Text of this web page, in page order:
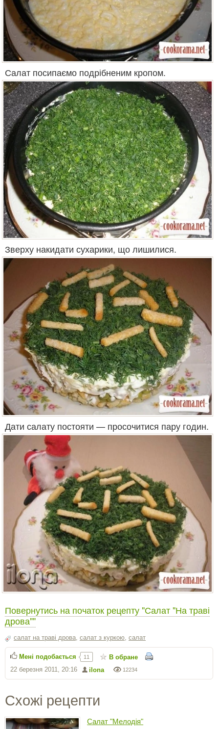
Салат посипаємо подрібненим кропом.
Зверху накидати сухарики, що лишилися.
Дати салату постояти — просочитися пару годин.
Повернутись на початок рецепту "Салат "На траві
дрова""
салат на траві дрова, салат з куркою, салат
12234
ilona
22 березня 2011, 20:16
Мені подобається 11 В обране
Схожі рецепти
Салат "Мелодія"